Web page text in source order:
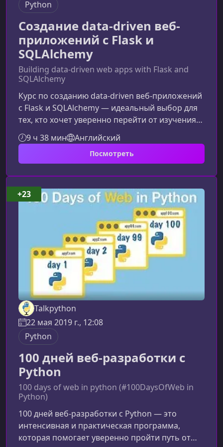
Python
Создание data-driven веб-
приложений с Flask и
SQLAlchemy
Building data-driven web apps with Flask and
SQLAlchemy
Курс по созданию data-driven веб‑приложений
с Flask и SQLAlchemy — идеальный выбор для
тех, кто хочет уверенно перейти от изучения
основ Python к созданию современных,
масштабируемых и управляемых данными
веб‑приложений. Здесь вы получите
инструменты, востребованные в реальных
проектах.Что делает этот курс
уникальнымПолный стек веб‑разработки
может показаться сложным: Python, базы
данных, HTML, CSS, маршрут
9 ч 38 мин Английский
Посмотреть
Talkpython
22 мая 2019 г., 12:08
Python
100 дней веб-разработки с
Python
100 days of web in python (#100DaysOfWeb in
Python)
100 дней веб‑разработки с Python — это
интенсивная и практическая программа,
которая помогает уверенно пройти путь от
+23